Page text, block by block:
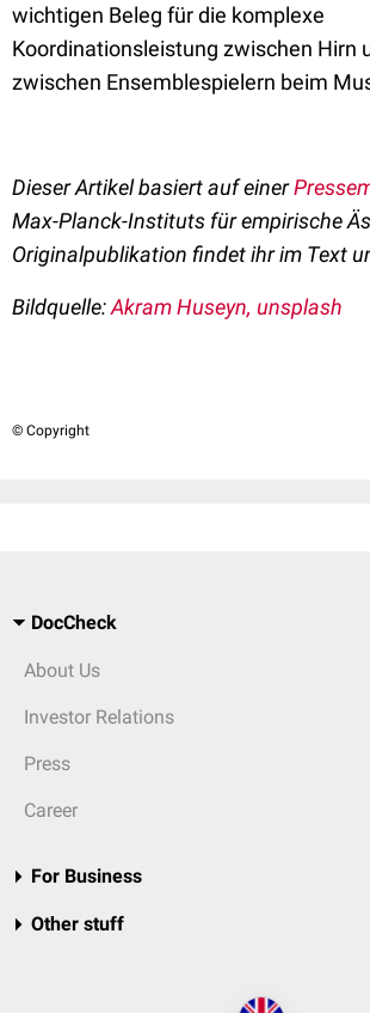
wichtigen Beleg für die komplexe
Koordinationsleistung zwischen Hirn
zwischen Ensemblespielern beim
Dieser Artikel basiert auf einer
Max-Planck-Instituts für empirische
Originalpublikation findet ihr im Text
Bildquelle:Akram Huseyn, unsplash
© Copyright
DocCheck
About Us
Investor Relations
Press
Career
For Business
Other stuff